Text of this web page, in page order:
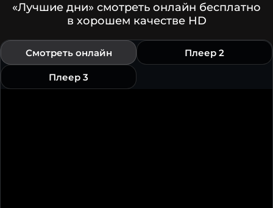
«Лучшие дни» смотреть онлайн бесплатно
в хорошем качестве HD
Смотреть онлайн Плеер 2
Плеер 3